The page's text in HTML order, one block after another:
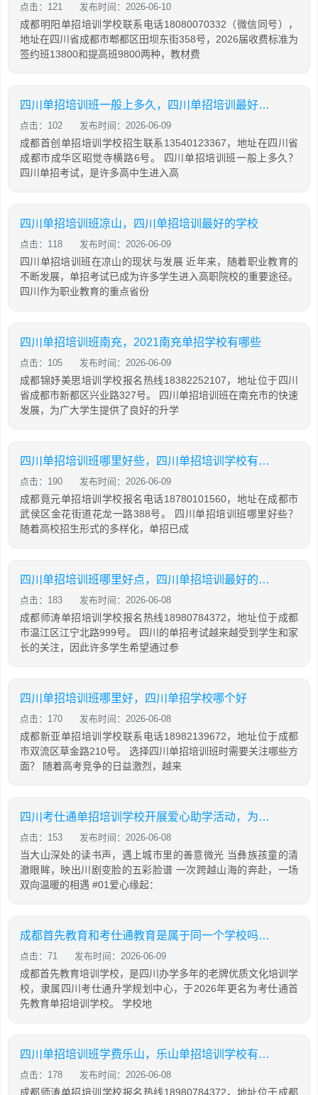
点击：121 发布时间：2026-06-10
成都明阳单招培训学校联系电话18080070332（微信同号），
地址在四川省成都市郫都区田坝东街358号，2026届收费标准为
签约班13800和提高班9800两种，教材费
四川单招培训班一般上多久，四川单招培训最好的学校
点击：102 发布时间：2026-06-09
成都首创单招培训学校招生联系13540123367，地址在四川省
成都市成华区昭觉寺横路6号。 四川单招培训班一般上多久？
四川单招考试，是许多高中生进入高
四川单招培训班凉山，四川单招培训最好的学校
点击：118 发布时间：2026-06-09
四川单招培训班在凉山的现状与发展 近年来，随着职业教育的
不断发展，单招考试已成为许多学生进入高职院校的重要途径。
四川作为职业教育的重点省份
四川单招培训班南充，2021南充单招学校有哪些
点击：105 发布时间：2026-06-09
成都锦妤美思培训学校报名热线18382252107，地址位于四川
省成都市新都区兴业路327号。 四川单招培训班在南充市的快速
发展，为广大学生提供了良好的升学
四川单招培训班哪里好些，四川单招培训学校有哪些
点击：190 发布时间：2026-06-09
成都竟元单招培训学校报名电话18780101560，地址在成都市
武侯区金花街道花龙一路388号。 四川单招培训班哪里好些？
随着高校招生形式的多样化，单招已成
四川单招培训班哪里好点，四川单招培训最好的学校
点击：183 发布时间：2026-06-08
成都师涛单招培训学校报名热线18980784372，地址位于成都
市温江区江宁北路999号。 四川的单招考试越来越受到学生和家
长的关注，因此许多学生希望通过参
四川单招培训班哪里好，四川单招学校哪个好
点击：170 发布时间：2026-06-08
成都新亚单招培训学校联系电话18982139672，地址位于成都
市双流区草金路210号。 选择四川单招培训班时需要关注哪些方
面？ 随着高考竞争的日益激烈，越来
四川考仕通单招培训学校开展爱心助学活动，为彝乡学子捐赠新课桌并带来非遗展演
点击：153 发布时间：2026-06-08
当大山深处的读书声，遇上城市里的善意微光 当彝族孩童的清
澈眼眸，映出川剧变脸的五彩脸谱 一次跨越山海的奔赴，一场
双向温暖的相遇 #01爱心缘起：
成都首先教育和考仕通教育是属于同一个学校吗？两者有什么关系
点击：71 发布时间：2026-06-09
成都首先教育培训学校，是四川办学多年的老牌优质文化培训学
校，隶属四川考仕通升学规划中心，于2026年更名为考仕通首
先教育单招培训学校。 学校地
四川单招培训班学费乐山，乐山单招培训学校有哪些
点击：178 发布时间：2026-06-08
成都师涛单招培训学校报名热线18980784372，地址位于成都